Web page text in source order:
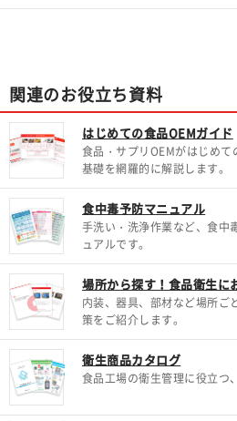
関連のお役立ち資料
はじめての食品OEMガイド
食品・サプリOEMがはじめ
基礎を網羅的に解説します。
食中毒予防マニュアル
手洗い・洗浄作業など、食中
ュアルです。
場所から探す！食品衛生に
内装、器具、部材など場所ご
策をご紹介します。
衛生商品カタログ
食品工場の衛生管理に役立つ